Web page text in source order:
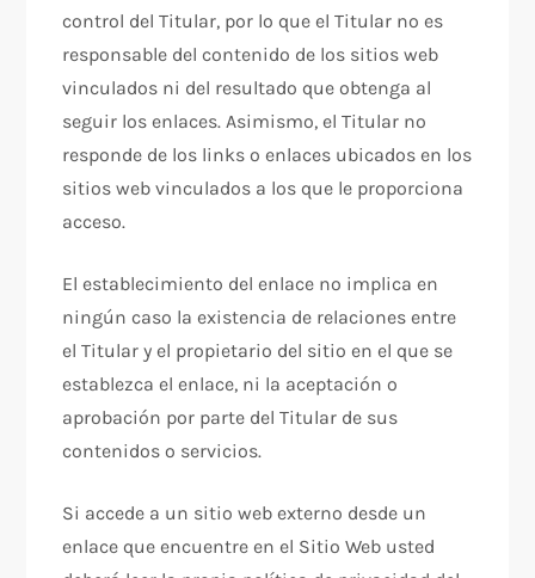
control del Titular, por lo que el Titular no es
responsable del contenido de los sitios web
vinculados ni del resultado que obtenga al
seguir los enlaces. Asimismo, el Titular no
responde de los links o enlaces ubicados en los
sitios web vinculados a los que le proporciona
acceso.
El establecimiento del enlace no implica en
ningún caso la existencia de relaciones entre
el Titular y el propietario del sitio en el que se
establezca el enlace, ni la aceptación o
aprobación por parte del Titular de sus
contenidos o servicios.
Si accede a un sitio web externo desde un
enlace que encuentre en el Sitio Web usted